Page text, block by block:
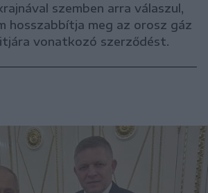
szemben arra válaszul,
hosszabbítja meg az orosz gáz
vonatkozó szerződést.